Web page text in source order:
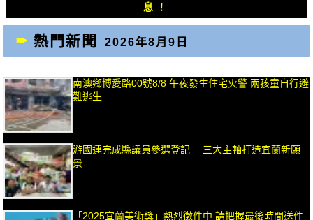
息！
熱門新聞 2026年8月9日
南澳鄉博愛路00號8/8 午夜發生住宅火警 兩孩童自行避
難逃生
游國連完成縣議員參選登記 三大主軸打造宜蘭新願
景
「2025宜蘭美術獎」熱烈徵件中 請把握最後時間送件